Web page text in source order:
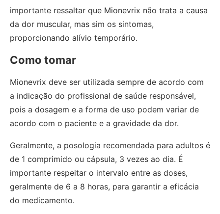
importante ressaltar que Mionevrix não trata a causa
da dor muscular, mas sim os sintomas,
proporcionando alívio temporário.
Como tomar
Mionevrix deve ser utilizada sempre de acordo com
a indicação do profissional de saúde responsável,
pois a dosagem e a forma de uso podem variar de
acordo com o paciente e a gravidade da dor.
Geralmente, a posologia recomendada para adultos é
de 1 comprimido ou cápsula, 3 vezes ao dia. É
importante respeitar o intervalo entre as doses,
geralmente de 6 a 8 horas, para garantir a eficácia
do medicamento.